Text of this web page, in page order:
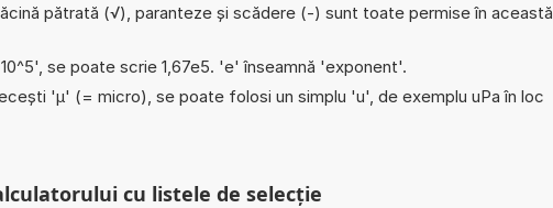
pătrată (√), paranteze și scădere (-) sunt toate permise în această
se poate scrie 1,67e5. 'e' înseamnă 'exponent'.
'µ' (= micro), se poate folosi un simplu 'u', de exemplu uPa în loc
cu listele de selecție